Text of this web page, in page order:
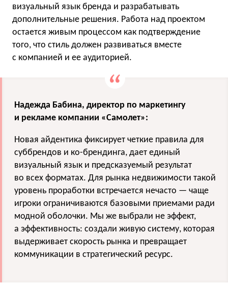
визуальный язык бренда и разрабатывать
дополнительные решения. Работа над проектом
остается живым процессом как подтверждение
того, что стиль должен развиваться вместе
с компанией и ее аудиторией.
Надежда Бабина, директор по маркетингу
и рекламе компании «Самолет»:
Новая айдентика фиксирует четкие правила для
суббрендов и ко-брендинга, дает единый
визуальный язык и предсказуемый результат
во всех форматах. Для рынка недвижимости такой
уровень проработки встречается нечасто — чаще
игроки ограничиваются базовыми приемами ради
модной оболочки. Мы же выбрали не эффект,
а эффективность: создали живую систему, которая
выдерживает скорость рынка и превращает
коммуникации в стратегический ресурс.